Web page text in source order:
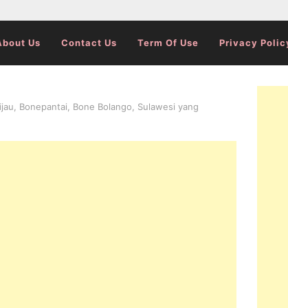
Us Contact Us Term Of Use Privacy
Bonepantai, Bone Bolango, Sulawesi yang